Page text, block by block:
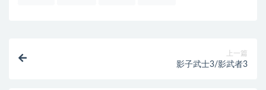
上一篇
影子武士3/影武者3